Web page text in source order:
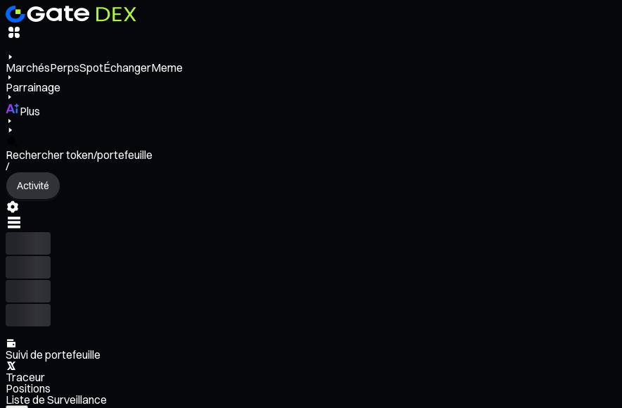
MarchésPerpsSpotÉchangerMeme
Parrainage
Plus
Rechercher token/portefeuille
/
Activité
Suivi de portefeuille
Traceur
Positions
Liste de Surveillance